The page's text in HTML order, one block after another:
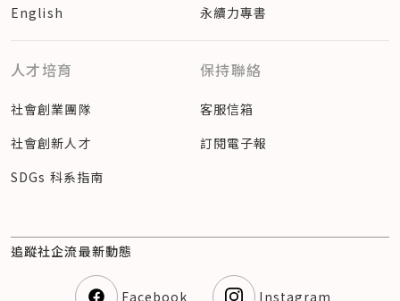
English
永續力專書
人才培育
社會創業團隊
社會創新人才
SDGs 科系指南
保持聯絡
客服信箱
訂閱電子報
追蹤社企流最新動態
Facebook Instagram